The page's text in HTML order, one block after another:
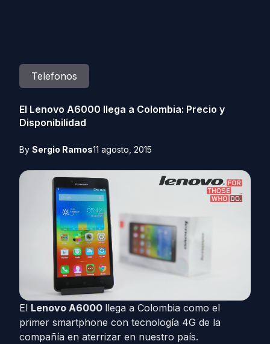
Telefonos
El Lenovo A6000 llega a Colombia: Precio y
Disponibilidad
By Sergio Ramos11 agosto, 2015
El Lenovo A6000 llega a Colombia como el
primer smartphone con tecnología 4G de la
compañía en aterrizar en nuestro país.